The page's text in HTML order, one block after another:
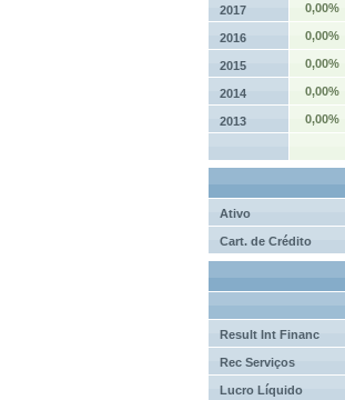
2017 0,00%
2016 0,00%
2015 0,00%
2014 0,00%
2013 0,00%
Ativo
Cart. de Crédito
Result Int Financ
Rec Serviços
Lucro Líquido